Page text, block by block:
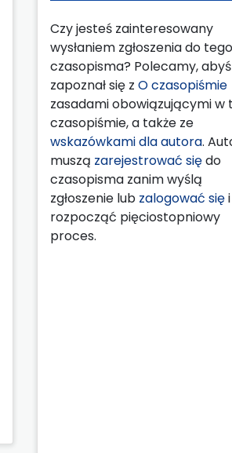
Czy jesteś zainteresowany
wysłaniem zgłoszenia do tego
czasopisma? Polecamy, abyś
zapoznał się z O czasopiśmie
zasadami obowiązującymi w
czasopiśmie, a także ze
wskazówkami dla autora.
muszą zarejestrować siędo
czasopisma zanim wyślą
zgłoszenie lub zalogować sięi
rozpocząć pięciostopniowy
proces.